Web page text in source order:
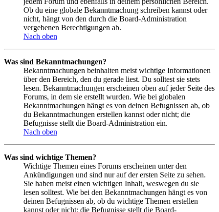
Ob du eine globale Bekanntmachung schreiben kannst oder
nicht, hängt von den durch die Board-Administration
vergebenen Berechtigungen ab.
Nach oben
Was sind Bekanntmachungen?
Bekanntmachungen beinhalten meist wichtige Informationen
über den Bereich, den du gerade liest. Du solltest sie stets
lesen. Bekanntmachungen erscheinen oben auf jeder Seite des
Forums, in dem sie erstellt wurden. Wie bei globalen
Bekanntmachungen hängt es von deinen Befugnissen ab, ob
du Bekanntmachungen erstellen kannst oder nicht; die
Befugnisse stellt die Board-Administration ein.
Nach oben
Was sind wichtige Themen?
Wichtige Themen eines Forums erscheinen unter den
Ankündigungen und sind nur auf der ersten Seite zu sehen.
Sie haben meist einen wichtigen Inhalt, weswegen du sie
lesen solltest. Wie bei den Bekanntmachungen hängt es von
deinen Befugnissen ab, ob du wichtige Themen erstellen
kannst oder nicht; die Befugnisse stellt die Board-